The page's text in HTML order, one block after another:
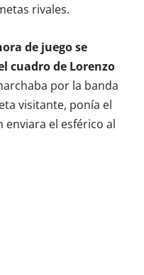
rivales.
de juego se
cuadro de Lorenzo
por la banda
visitante, ponía el
enviara el esférico al